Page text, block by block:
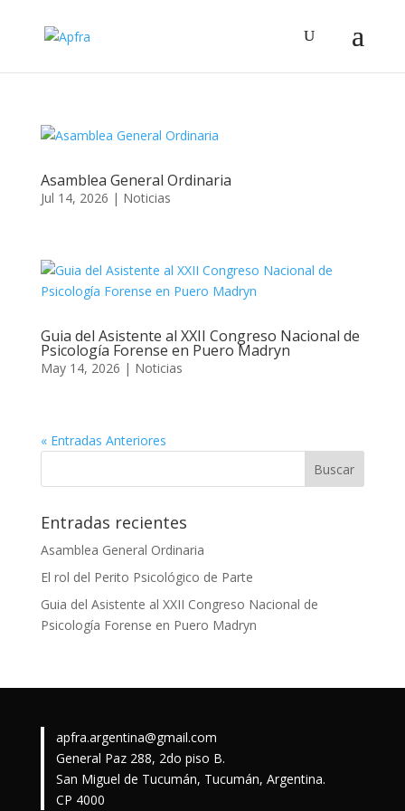
Asamblea General Ordinaria
Jul 14, 2026 | Noticias
Guia del Asistente al XXII Congreso Nacional de
Psicología Forense en Puero Madryn
May 14, 2026 | Noticias
« Entradas Anteriores
Entradas recientes
Asamblea General Ordinaria
El rol del Perito Psicológico de Parte
Guia del Asistente al XXII Congreso Nacional de
Psicología Forense en Puero Madryn
apfra.argentina@gmail.com
General Paz 288, 2do piso B.
San Miguel de Tucumán, Tucumán, Argentina.
CP 4000